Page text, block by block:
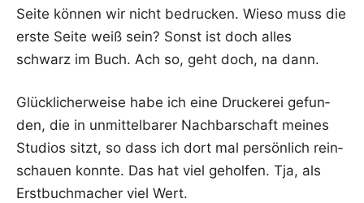
Sei­te kön­nen wir nicht bedru­cken. Wie­so muss die
ers­te Sei­te weiß sein? Sonst ist doch alles
schwarz im Buch. Ach so, geht doch, na dann.
Glück­li­cher­wei­se habe ich eine Dru­cke­rei gefun­
den, die in unmit­tel­ba­rer Nach­bar­schaft mei­nes
Stu­di­os sitzt, so dass ich dort mal per­sön­lich rein­
schau­en konn­te. Das hat viel gehol­fen. Tja, als
Erst­buch­ma­cher viel Wert.